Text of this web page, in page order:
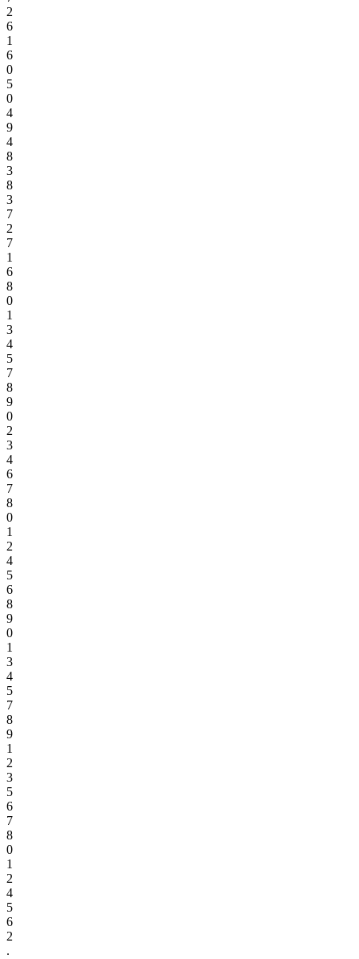
2
6
1
6
0
5
0
4
9
4
8
3
8
3
7
2
7
1
6
8
0
1
3
4
5
7
8
9
0
2
3
4
6
7
8
0
1
2
4
5
6
8
9
0
1
3
4
5
7
8
9
1
2
3
5
6
7
8
0
1
2
4
5
6
2
.